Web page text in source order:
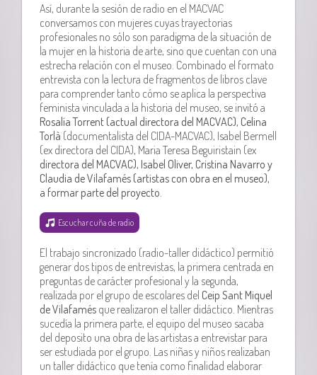
Así, durante la sesión de radio en el MACVAC
conversamos con mujeres cuyas trayectorias
profesionales no sólo son paradigma de la situación de
la mujer en la historia de arte, sino que cuentan con una
estrecha relación con el museo. Combinado el formato
entrevista con la lectura de fragmentos de libros clave
para comprender tanto cómo se aplica la perspectiva
feminista vinculada a la historia del museo, se invitó a
Rosalía Torrent (actual directora del MACVAC), Celina
Torlà (documentalista del CIDA-MACVAC), Isabel Bermell
(ex directora del CIDA), Maria Teresa Beguiristain (ex
directora del MACVAC), Isabel Oliver, Cristina Navarro y
Claudia de Vilafamés (artistas con obra en el museo),
a formar parte del proyecto.
Escuchar cuña de radio
El trabajo sincronizado (radio-taller didáctico) permitió
generar dos tipos de entrevistas, la primera centrada en
preguntas de carácter profesional y la segunda,
realizada por el grupo de escolares del Ceip Sant Miquel
de Vilafamés que realizaron el taller didáctico. Mientras
sucedía la primera parte, el equipo del museo sacaba
del deposito una obra de las artistas a entrevistar para
ser estudiada por el grupo. Las niñas y niños realizaban
un taller didáctico que tenía como finalidad elaborar